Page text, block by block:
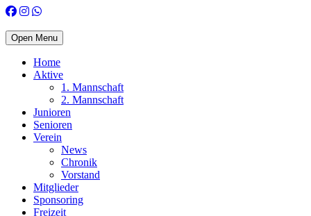
Open Menu
Home
Aktive
1. Mannschaft
2. Mannschaft
Junioren
Senioren
Verein
News
Chronik
Vorstand
Mitglieder
Sponsoring
Freizeit